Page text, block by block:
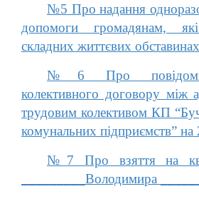
№5 Про надання
допомоги громадянам,
складних життєвих
№6 Про повідомну
колективного договору між
трудовим колективом КП
комунальних підприємств”
№7 Про взяття на
_________Володимира